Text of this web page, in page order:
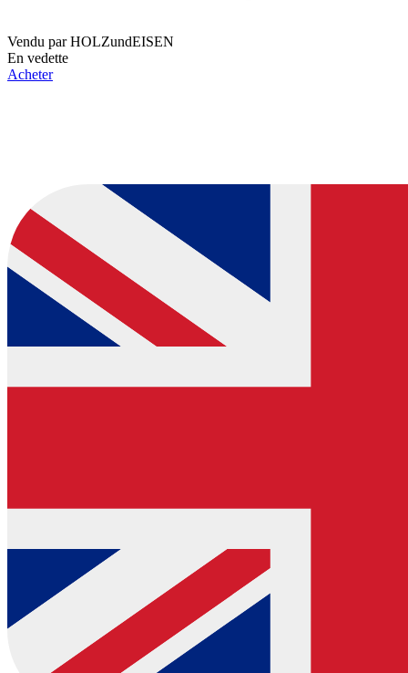
Vendu parHOLZundEISEN
En vedette
Acheter